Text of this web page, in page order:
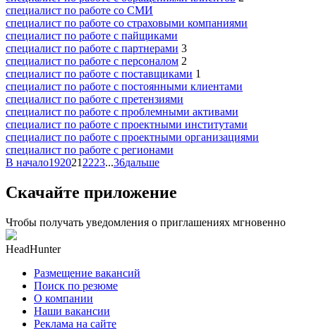
специалист по работе со СМИ
специалист по работе со страховыми компаниями
специалист по работе с пайщиками
специалист по работе с партнерами 3
специалист по работе с персоналом 2
специалист по работе с поставщиками 1
специалист по работе с постоянными клиентами
специалист по работе с претензиями
специалист по работе с проблемными активами
специалист по работе с проектными институтами
специалист по работе с проектными организациями
специалист по работе с регионами
В начало192021 2223...36дальше
Скачайте приложение
Чтобы получать уведомления о приглашениях мгновенно
HeadHunter
Размещение вакансий
Поиск по резюме
О компании
Наши вакансии
Реклама на сайте